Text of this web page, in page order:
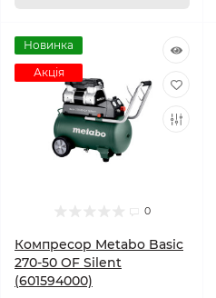
Новинка
Акція
0
Компресор Metabo Basic
270-50 OF Silent
(601594000)